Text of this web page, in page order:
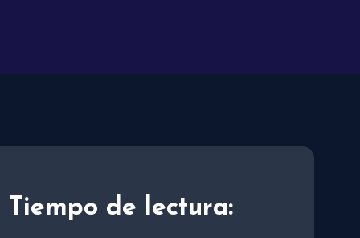
Tiempo de lectura: